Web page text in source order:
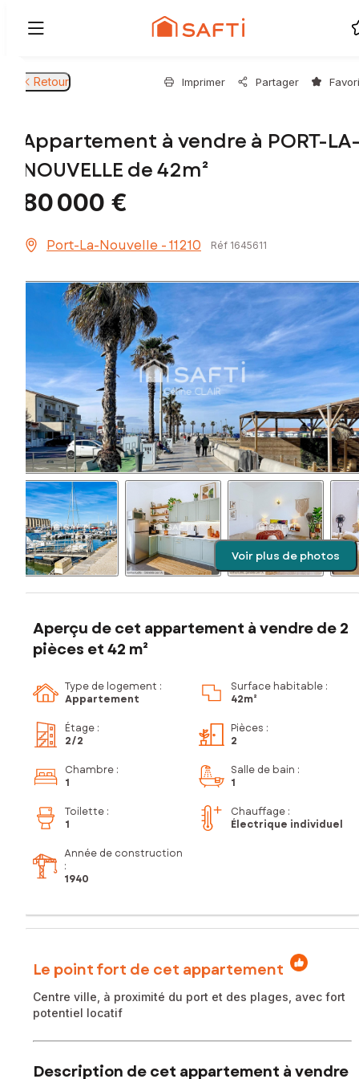
Retour Imprimer Partager
Appartement à vendre à PORT-
NOUVELLE de 42m²
80 000 €
Port-La-Nouvelle - 11210 Réf 1645611
Voir plus de photos
Aperçu de cet appartement à vendre de 2
pièces et 42 m²
Type de logement :
Appartement
Surface habitable :
42m²
Étage :
2/2
Pièces :
2
Chambre :
1
Salle de bain :
1
Toilette :
1
Chauffage :
Électrique individuel
Année de construction
:
1940
Le point fort de cet appartement
Centre ville, à proximité du port et des plages, avec fort
potentiel locatif
Description de cet appartement à vendre